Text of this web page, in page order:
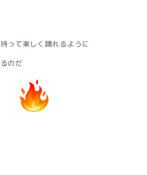
って楽しく踊れるように
のだ